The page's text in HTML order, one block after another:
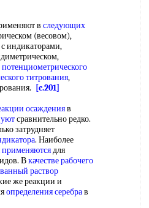
в следующих
(весовом),
с индикаторами,
потенциометрического
титрования,
[c.201]
осажденияв
сравнительно редко.
затрудняет
. Наиболее
для
Вкачестве рабочего
раствор
же реакции и
определения серебрав